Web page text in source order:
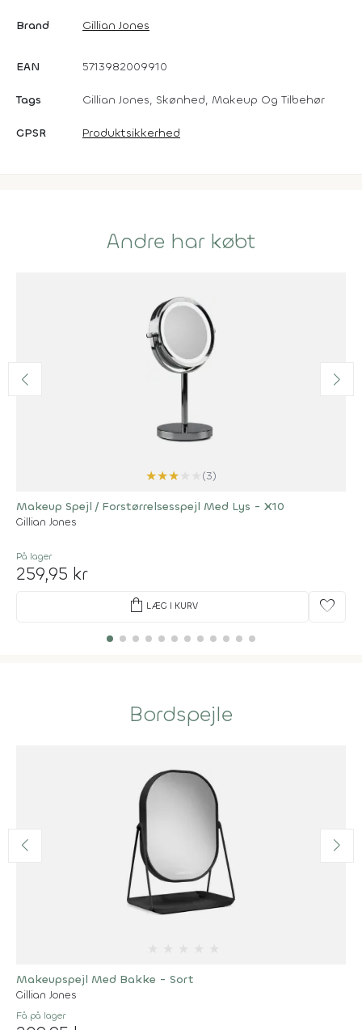
Brand Gillian Jones
EAN 5713982009910
Tags Gillian Jones, Skønhed, Makeup Og Tilbehør
GPSR Produktsikkerhed
Andre har købt
★★★
(3)
Makeup Spejl / Forstørrelsesspejl Med Lys - X10
Gillian Jones
På lager
259,95 kr
shopping_bag LÆG I KURV favorite
Bordspejle
Makeupspejl Med Bakke - Sort
Gillian Jones
Få på lager